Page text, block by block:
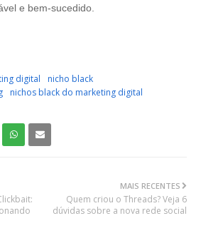
e bem-sucedido.
digital
nicho black
nichos black do marketing digital
MAIS RECENTES
Quem criou o Threads? Veja 6
dúvidas sobre a nova rede social